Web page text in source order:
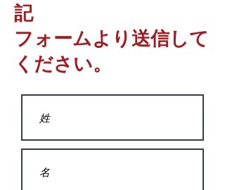
記
フォームより送信して
ください。